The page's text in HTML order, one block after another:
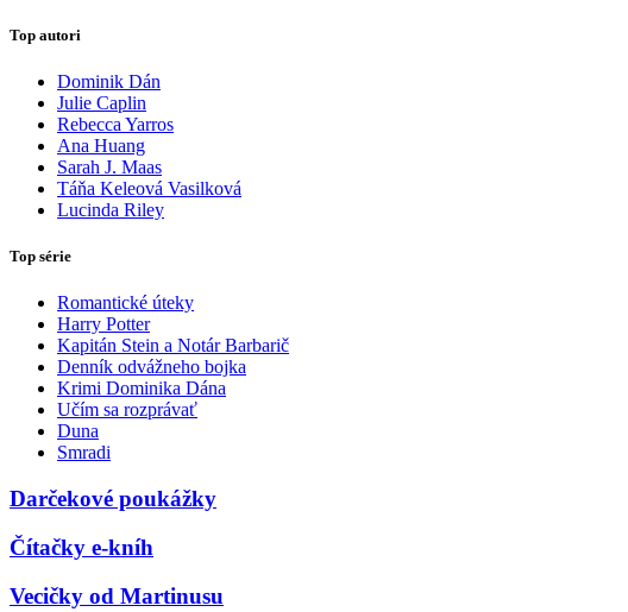
Top autori
Dominik Dán
Julie Caplin
Rebecca Yarros
Ana Huang
Sarah J. Maas
Táňa Keleová Vasilková
Lucinda Riley
Top série
Romantické úteky
Harry Potter
Kapitán Stein a Notár Barbarič
Denník odvážneho bojka
Krimi Dominika Dána
Učím sa rozprávať
Duna
Smradi
Darčekové poukážky
Čítačky e-kníh
Vecičky od Martinusu